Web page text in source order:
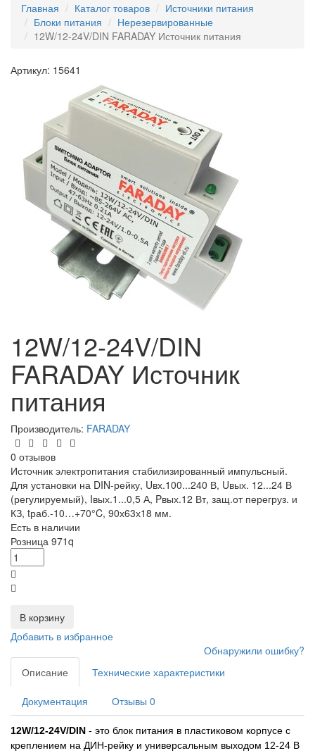
Главная
Каталог товаров
Источники питания
Блоки питания
Нерезервированные
12W/12-24V/DIN FARADAY Источник питания
Артикул: 15641
12W/12-24V/DIN
FARADAY Источник
питания
Производитель: FARADAY
0 отзывов
Источник электропитания стабилизированный импульсный.
Для установки на DIN-рейку, Uвх.100...240 В, Uвых. 12...24 В
(регулируемый), Iвых.1...0,5 А, Pвых.12 Вт, защ.от перегруз. и
КЗ, tраб.-10…+70°C, 90х63х18 мм.
Есть в наличии
Розница 971q
В корзину
Добавить в избранное
Обнаружили ошибку?
Описание
Технические характеристики
Документация Отзывы 0
12W/12-24V/DIN - это блок питания в пластиковом корпусе с
креплением на ДИН-рейку и универсальным выходом 12-24 В